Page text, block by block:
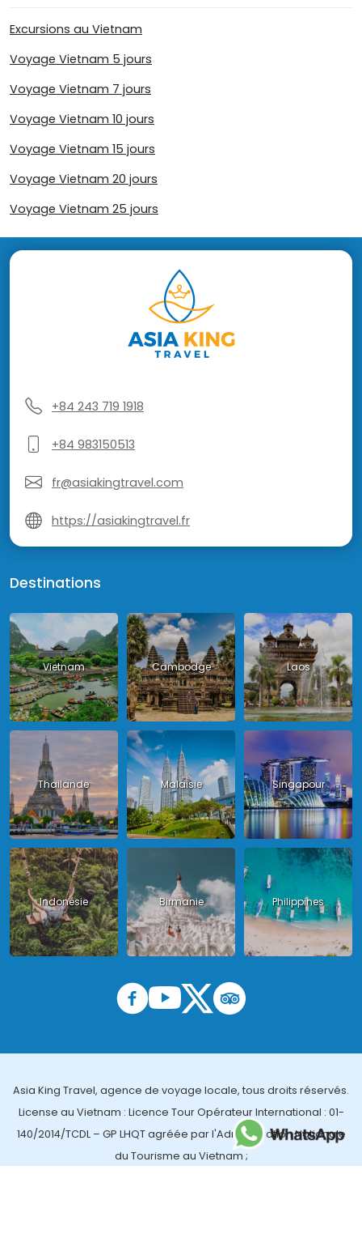
Excursions au Vietnam
Voyage Vietnam 5 jours
Voyage Vietnam 7 jours
Voyage Vietnam 10 jours
Voyage Vietnam 15 jours
Voyage Vietnam 20 jours
Voyage Vietnam 25 jours
+84 243 719 1918
+84 983150513
fr@asiakingtravel.com
https://asiakingtravel.fr
Destinations
Vietnam Cambodge Laos
Thailande Malaisie Singapour
Indonésie Birmanie Philippines
Asia King Travel, agence de voyage locale, tous droits réservés.
License au Vietnam : Licence Tour Opérateur International : 01-
140/2014/TCDL – GP LHQT agréée par l'Administration Nationale
du Tourisme au Vietnam ;